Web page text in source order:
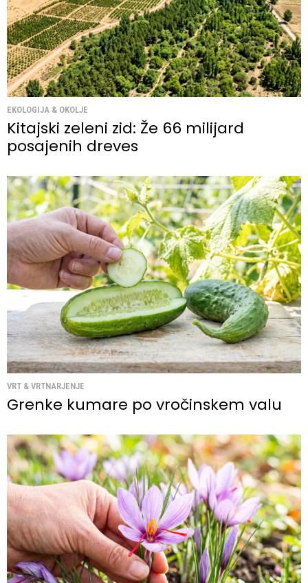
EKOLOGIJA & OKOLJE
Kitajski zeleni zid: Že 66 milijard
posajenih dreves
VRT & VRTNARJENJE
Grenke kumare po vročinskem valu